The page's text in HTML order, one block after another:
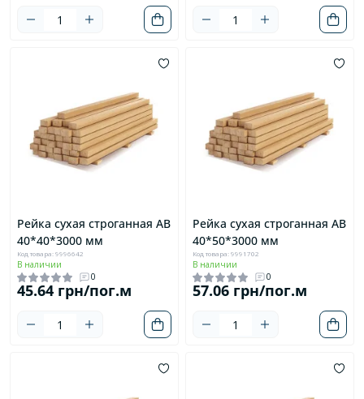
Рейка сухая строганная AB
40*40*3000 мм
Код товара: 9996642
В наличии
0
45.64 грн/пог.м
Рейка сухая строганная AB
40*50*3000 мм
Код товара: 9991702
В наличии
0
57.06 грн/пог.м